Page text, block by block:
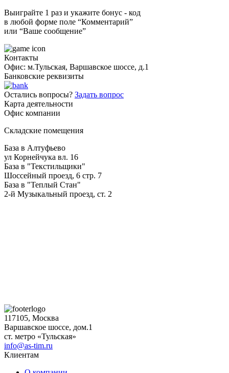
Выиграйте 1 раз и укажите бонус - код
в любой форме поле “Комментарий”
или “Ваше сообщение”
Контакты
Офис: м.Тульская, Варшавское шоссе, д.1
Банковские реквизиты
Остались вопросы? Задать вопрос
Карта деятельности
Офис компании
Складские помещения
База в Алтуфьево
ул Корнейчука вл. 16
База в "Текстильщики"
Шоссейный проезд, 6 стр. 7
База в "Теплый Стан"
2-й Музыкальный проезд, ст. 2
117105, Москва
Варшавское шоссе, дом.1
ст. метро «Тульская»
info@as-tim.ru
Клиентам